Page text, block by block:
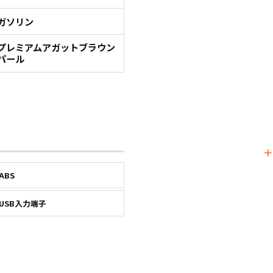
ソリン
レミアムアガットブラウン
ール
USB入力端子